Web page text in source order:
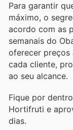
Para garantir
máximo, o
acordo com as
semanais do
oferecer preços
cada cliente,
ao seu alcance.
Fique por
Hortifruti e
dias.